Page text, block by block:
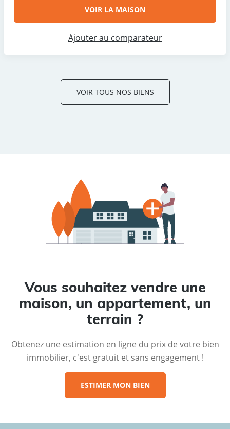
VOIR LA MAISON
Ajouter au comparateur
VOIR TOUS NOS BIENS
Vous souhaitez vendre une
maison, un appartement, un
terrain ?
Obtenez une estimation en ligne du prix de votre bien
immobilier, c'est gratuit et sans engagement !
ESTIMER MON BIEN